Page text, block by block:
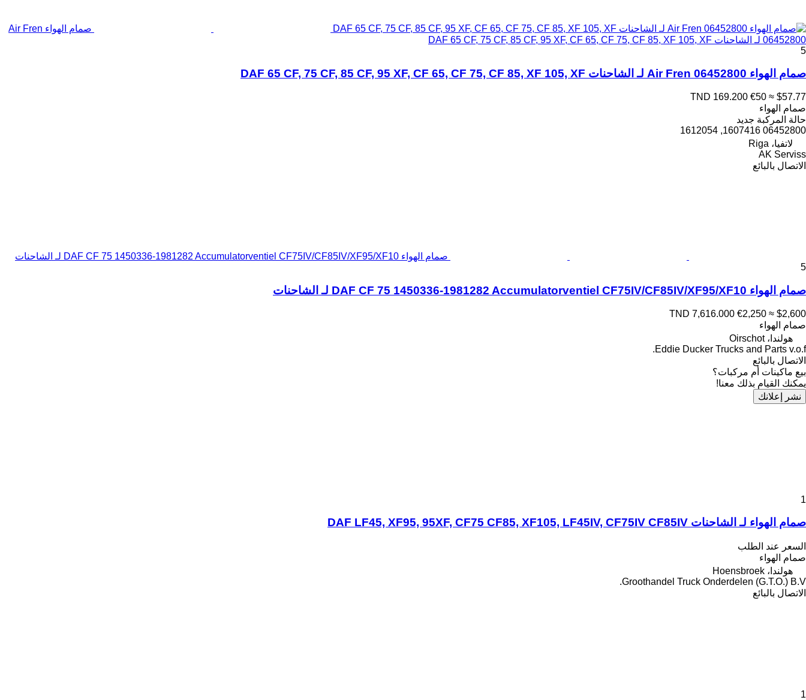
صمام الهواء Air Fren
06452800 لـ الشاحنات DAF 65 CF, 75 CF, 85 CF, 95 XF, CF 65, CF 75, CF 85, XF 105, XF
5
صمام الهواء Air Fren 06452800 لـ الشاحنات DAF 65 CF, 75 CF, 85 CF, 95 XF, CF 65, CF 75, CF 85, XF 105, XF
TND 169.200 €50 ≈ $57.77
صمام الهواء
حالة المركبة جديد
06452800 1607416, 1612054
لاتفيا، Riga
AK Serviss
الاتصال بالبائع
صمام الهواء DAF CF 75 1450336-1981282 Accumulatorventiel CF75IV/CF85IV/XF95/XF10 لـ الشاحنات
5
صمام الهواء DAF CF 75 1450336-1981282 Accumulatorventiel CF75IV/CF85IV/XF95/XF10 لـ الشاحنات
TND 7,616.000 €2,250 ≈ $2,600
صمام الهواء
هولندا، Oirschot
Eddie Ducker Trucks and Parts v.o.f.
الاتصال بالبائع
بيع ماكينات أم مركبات؟
يمكنك القيام بذلك معنا!
نشر إعلانك
1
صمام الهواء لـ الشاحنات DAF LF45, XF95, 95XF, CF75 CF85, XF105, LF45IV, CF75IV CF85IV
السعر عند الطلب
صمام الهواء
هولندا، Hoensbroek
Groothandel Truck Onderdelen (G.T.O.) B.V.
الاتصال بالبائع
1